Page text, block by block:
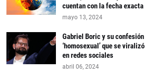
cuentan con la fecha exacta
mayo 13, 2024
Gabriel Boric y su confesión
‘homosexual’ que se viralizó
en redes sociales
abril 06, 2024